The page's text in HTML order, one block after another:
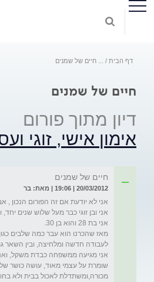
דף הבית חיים של שמנים
חיים של שמנים
דיון מתוך פורום
אימון אישי, זוגי
חיים של שמנים
20/03/2012 | 19:06 | מאת: בר
מאז שהכרנו הוא עבר כמה שלבים
אני מגיעה ממשפחה כבדת משקל,
שומרת על עצמי מאוד, עושה כושר